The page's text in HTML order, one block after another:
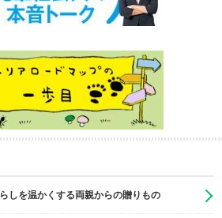
を温かくする両親からの贈りもの